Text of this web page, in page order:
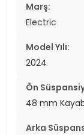
Marş:
Electric
Model Yılı:
2024
Ön
48 mm
Arka